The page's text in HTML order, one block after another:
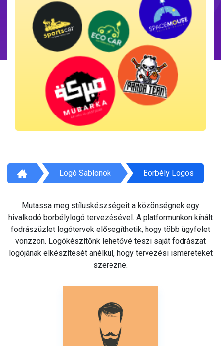
Logó Sablonok Borbély Logos
Mutassa meg stíluskészségeit a közönségnek egy
hivalkodó borbélylogó tervezésével. A platformunkon kínált
fodrászüzlet logótervek elősegíthetik, hogy több ügyfelet
vonzzon. Logókészítőnk lehetővé teszi saját fodrászat
logójának elkészítését anélkül, hogy tervezési ismereteket
szerezne.